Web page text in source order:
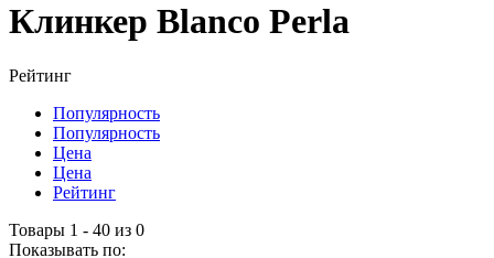
Клинкер Blanco Perla
Рейтинг
Популярность
Популярность
Цена
Цена
Рейтинг
Товары 1 - 40 из 0
Показывать по: